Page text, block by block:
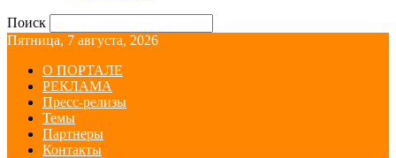
Поиск
Пятница, 7 августа, 2026
О ПОРТАЛЕ
РЕКЛАМА
Пресс-релизы
Темы
Партнеры
Контакты